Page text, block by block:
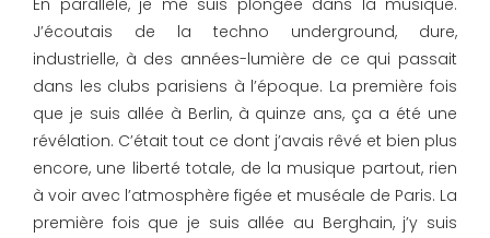
En parallèle, je me suis plongée dans la musique.
J’écoutais de la techno underground, dure,
industrielle, à des années-lumière de ce qui passait
dans les clubs parisiens à l’époque. La première fois
que je suis allée à Berlin, à quinze ans, ça a été une
révélation. C’était tout ce dont j’avais rêvé et bien plus
encore, une liberté totale, de la musique partout, rien
à voir avec l’atmosphère figée et muséale de Paris. La
première fois que je suis allée au Berghain, j’y suis